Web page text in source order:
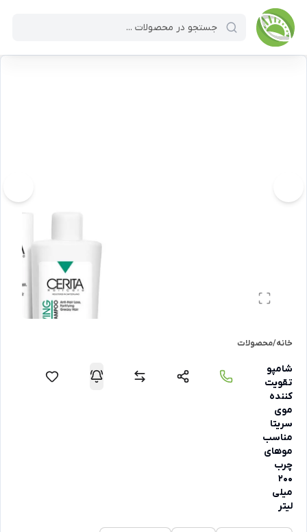
خانه/محصولات
شامپو
تقویت
کننده
موی
سریتا
مناسب
موهای
چرب
200
میلی
لیتر